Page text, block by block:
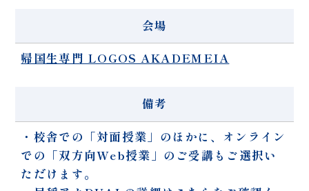
会場
帰国生専門 LOGOS AKADEMEIA
備考
・校舎での「対面授業」のほかに、オンライン
での「双方向Web授業」のご受講もご選択い
ただけます。